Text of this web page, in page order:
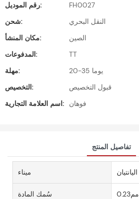
رقم الموديل:
FH0027
شحن:
النقل البحري
مكان المنشأ:
الصين
المدفوعات:
TT
مهلة:
20-35 يوما
التخصيص:
قبول التخصيص
اسم العلامة التجارية:
فوهان
تفاصيل المنتج
ميناء اليانتيان
سُمك المادة مم0.23